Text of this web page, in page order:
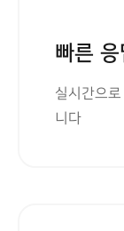
빠른 응
실시간으
니다